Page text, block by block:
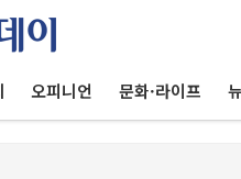
오피니언 문화·라이프